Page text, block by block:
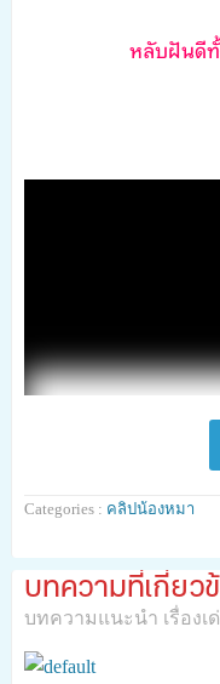
หลับฝันดีทั้
Categories : คลิปน้องหมา
บทความที่เกี่ยว
บทความแนะนำ เรื่องเ